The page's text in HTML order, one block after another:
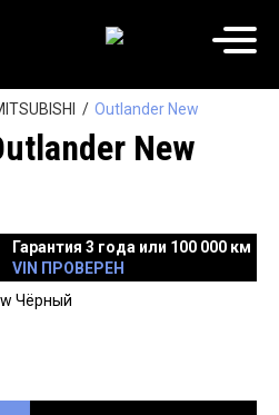
Outlander New
New
Гарантия 3 года или 100 000 км
VIN ПРОВЕРЕН